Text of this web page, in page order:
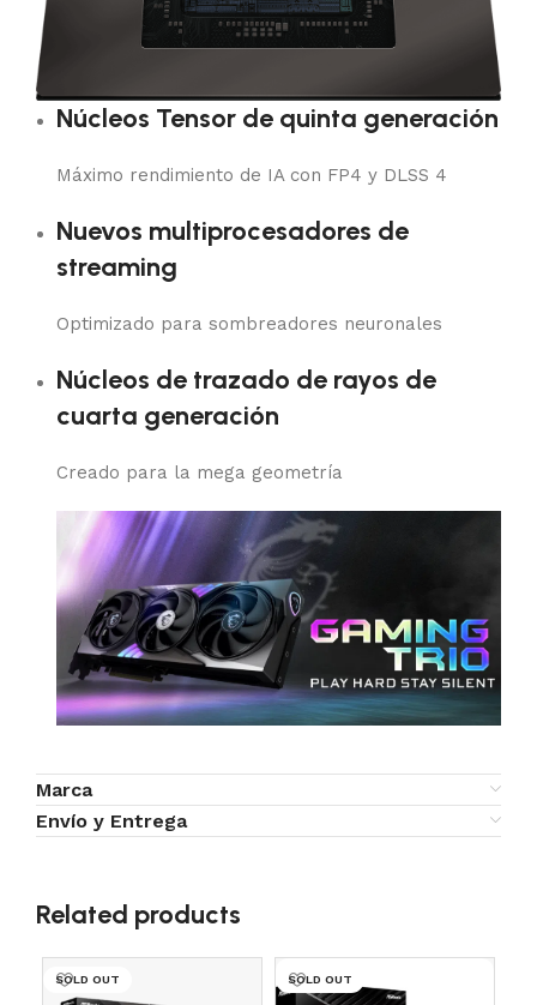
Núcleos Tensor de quinta generación
Máximo rendimiento de IA con FP4 y DLSS 4
Nuevos multiprocesadores de
streaming
Optimizado para sombreadores neuronales
Núcleos de trazado de rayos de
cuarta generación
Creado para la mega geometría
Marca
Envío y Entrega
Related products
SOLD OUT SOLD OUT